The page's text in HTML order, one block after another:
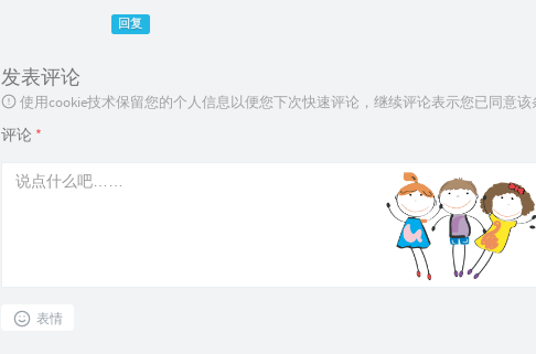
回复
发表评论
使用cookie技术保留您的个人信息以便您下次快速评论，继续评论表示您已同意该
评论 *
表情